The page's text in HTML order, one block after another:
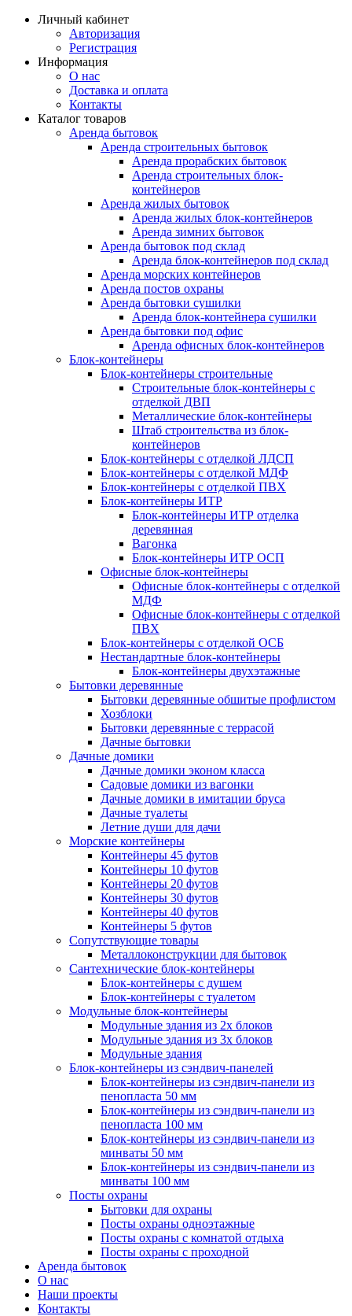
Личный кабинет
Авторизация
Регистрация
Информация
О нас
Доставка и оплата
Контакты
Каталог товаров
Аренда бытовок
Аренда строительных бытовок
Аренда прорабских бытовок
Аренда строительных блок-
контейнеров
Аренда жилых бытовок
Аренда жилых блок-контейнеров
Аренда зимних бытовок
Аренда бытовок под склад
Аренда блок-контейнеров под склад
Аренда морских контейнеров
Аренда постов охраны
Аренда бытовки сушилки
Аренда блок-контейнера сушилки
Аренда бытовки под офис
Аренда офисных блок-контейнеров
Блок-контейнеры
Блок-контейнеры строительные
Строительные блок-контейнеры с
отделкой ДВП
Металлические блок-контейнеры
Штаб строительства из блок-
контейнеров
Блок-контейнеры с отделкой ЛДСП
Блок-контейнеры с отделкой МДФ
Блок-контейнеры с отделкой ПВХ
Блок-контейнеры ИТР
Блок-контейнеры ИТР отделка
деревянная
Вагонка
Блок-контейнеры ИТР ОСП
Офисные блок-контейнеры
Офисные блок-контейнеры с отделкой
МДФ
Офисные блок-контейнеры с отделкой
ПВХ
Блок-контейнеры с отделкой ОСБ
Нестандартные блок-контейнеры
Блок-контейнеры двухэтажные
Бытовки деревянные
Бытовки деревянные обшитые профлистом
Хозблоки
Бытовки деревянные с террасой
Дачные бытовки
Дачные домики
Дачные домики эконом класса
Садовые домики из вагонки
Дачные домики в имитации бруса
Дачные туалеты
Летние души для дачи
Морские контейнеры
Контейнеры 45 футов
Контейнеры 10 футов
Контейнеры 20 футов
Контейнеры 30 футов
Контейнеры 40 футов
Контейнеры 5 футов
Сопутствующие товары
Металлоконструкции для бытовок
Сантехнические блок-контейнеры
Блок-контейнеры с душем
Блок-контейнеры с туалетом
Модульные блок-контейнеры
Модульные здания из 2х блоков
Модульные здания из 3х блоков
Модульные здания
Блок-контейнеры из сэндвич-панелей
Блок-контейнеры из сэндвич-панели из
пенопласта 50 мм
Блок-контейнеры из сэндвич-панели из
пенопласта 100 мм
Блок-контейнеры из сэндвич-панели из
минваты 50 мм
Блок-контейнеры из сэндвич-панели из
минваты 100 мм
Посты охраны
Бытовки для охраны
Посты охраны одноэтажные
Посты охраны с комнатой отдыха
Посты охраны с проходной
Аренда бытовок
О нас
Наши проекты
Контакты